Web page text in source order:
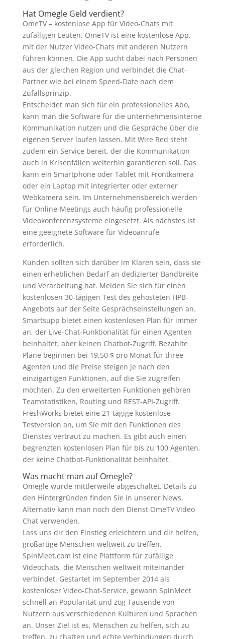
Hat Omegle Geld verdient?
OmeTV – kostenlose App für Video-Chats mit
zufälligen Leuten. OmeTV ist eine kostenlose App,
mit der Nutzer Video-Chats mit anderen Nutzern
führen können. Die App sucht dabei nach Personen
aus der gleichen Region und verbindet die Chat-
Partner wie bei einem Speed-Date nach dem
Zufallsprinzip.
Entscheidet man sich für ein professionelles Abo,
kann man die Software für die unternehmensinterne
Kommunikation nutzen und die Gespräche über die
eigenen Server laufen lassen. Mit Wire Red steht
zudem ein Service bereit, der die Kommunikation
auch in Krisenfällen weiterhin garantieren soll. Das
kann ein Smartphone oder Tablet mit Frontkamera
oder ein Laptop mit integrierter oder externer
Webkamera sein. Im Unternehmensbereich werden
für Online-Meetings auch häufig professionelle
Videokonferenzsysteme eingesetzt. Als nächstes ist
eine geeignete Software für Videoanrufe
erforderlich.
Kunden sollten sich darüber im Klaren sein, dass sie
einen erheblichen Bedarf an dedizierter Bandbreite
und Verarbeitung hat. Melden Sie sich für einen
kostenlosen 30-tägigen Test des gehosteten HPB-
Angebots auf der Seite Gesprächseinstellungen an.
Smartsupp bietet einen kostenlosen Plan für immer
an, der Live-Chat-Funktionalität für einen Agenten
beinhaltet, aber keinen Chatbot-Zugriff. Bezahlte
Pläne beginnen bei 19,50 $ pro Monat für three
Agenten und die Preise steigen je nach den
einzigartigen Funktionen, auf die Sie zugreifen
möchten. Zu den erweiterten Funktionen gehören
Teamstatistiken, Routing und REST-API-Zugriff.
FreshWorks bietet eine 21-tägige kostenlose
Testversion an, um Sie mit den Funktionen des
Dienstes vertraut zu machen. Es gibt auch einen
begrenzten kostenlosen Plan für bis zu 100 Agenten,
der keine Chatbot-Funktionalität beinhaltet.
Was macht man auf Omegle?
Omegle wurde mittlerweile abgeschaltet. Details zu
den Hintergründen finden Sie in unserer News.
Alternativ kann man noch den Dienst OmeTV Video
Chat verwenden.
Lass uns dir den Einstieg erleichtern und dir helfen,
großartige Menschen weltweit zu treffen.
SpinMeet.com ist eine Plattform für zufällige
Videochats, die Menschen weltweit miteinander
verbindet. Gestartet im September 2014 als
kostenloser Video-Chat-Service, gewann SpinMeet
schnell an Popularität und zog Tausende von
Nutzern aus verschiedenen Kulturen und Sprachen
an. Unser Ziel ist es, Menschen zu helfen, sich zu
treffen, zu chatten und echte Verbindungen durch